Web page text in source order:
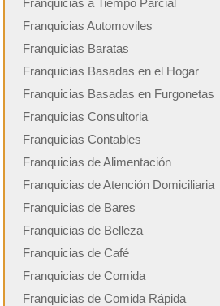
Franquicias Automoviles
Franquicias Baratas
Franquicias Basadas en el Hogar
Franquicias Basadas en Furgonetas
Franquicias Consultoria
Franquicias Contables
Franquicias de Alimentación
Franquicias de Atención Domiciliaria
Franquicias de Bares
Franquicias de Belleza
Franquicias de Café
Franquicias de Comida
Franquicias de Comida Rápida